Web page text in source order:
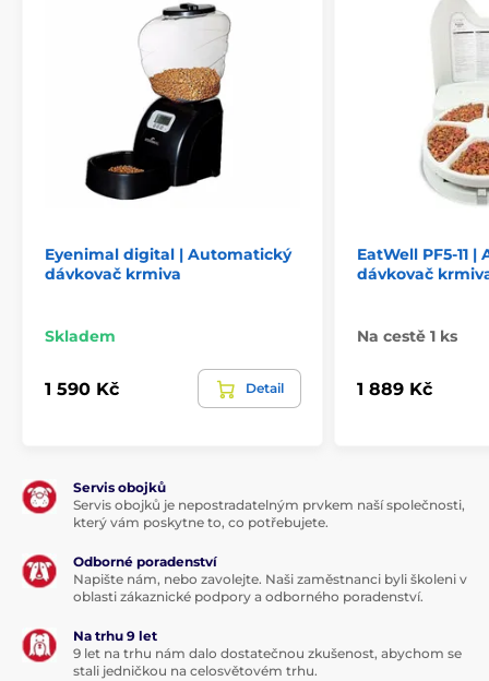
Eyenimal digital | Automatický
dávkovač krmiva
Skladem
1 590 Kč Detail
EatWell PF5-11
dávkovač
Na cestě 1 ks
1 889 Kč
Servis obojků
Servis obojků je nepostradatelným prvkem naší společnosti,
který vám poskytne to, co potřebujete.
Odborné poradenství
Napište nám, nebo zavolejte. Naši zaměstnanci byli školeni v
oblasti zákaznické podpory a odborného poradenství.
Na trhu 9 let
9 let na trhu nám dalo dostatečnou zkušenost, abychom se
stali jedničkou na celosvětovém trhu.